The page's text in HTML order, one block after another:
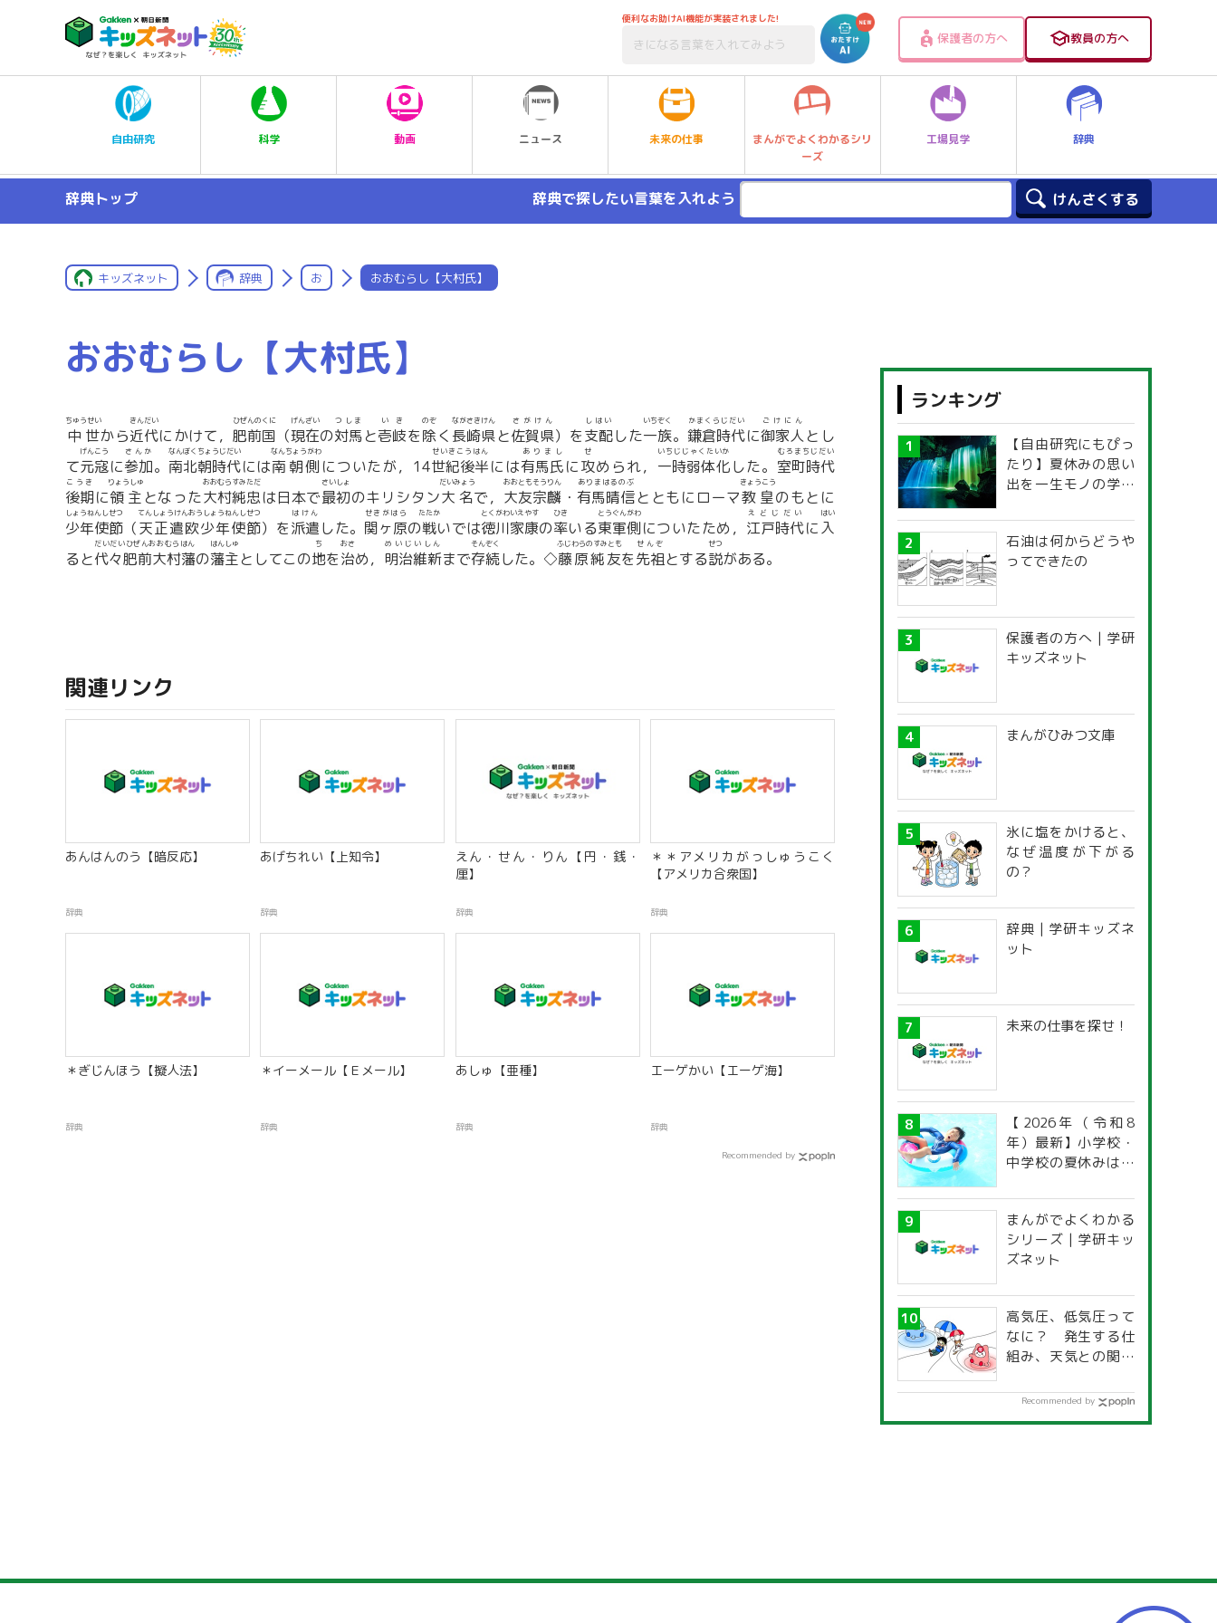
便利なお助けAI機能が実装されました!
保護者の方へ 教員の方へ
自由研究 科学 動画 ニュース 未来の仕事
まんがでよくわかるシリ
ーズ
工場見学 辞典
辞典トップ 辞典で探したい言葉を入れよう
キッズネット 辞典 お おおむらし【大村氏】
おおむらし【大村氏】
中世
ちゅうせい
から近代
きんだい
にかけて， 肥前国
ひぜんのくに
（現在
げんざい
の対馬
つしま
と壱岐
いき
を除
のぞ
く 長崎県
ながさきけん
と佐賀県
さがけん
）を支配
しはい
した一族
いちぞく
。 鎌倉時代
かまくらじだい
に御家人
ごけにん
とし
て元寇
げんこう
に参加
さんか
。 南北朝時代
なんぼくちょうじだい
には南朝側
なんちょうがわ
についたが，14世紀後半
せいきこうはん
には有馬氏
ありまし
に攻
せ
められ， 一時弱体化
いちじじゃくたいか
した。 室町時代
むろまちじだい
後期
こうき
に領主
りょうしゅ
となった大村純忠
おおむらすみただ
は日本で最初
さいしょ
のキリシタン大名
だいみょう
で， 大友宗麟
おおともそうりん
・ 有馬晴信
ありまはるのぶ
とともにローマ教皇
きょうこう
のもとに
少年使節
しょうねんしせつ
（天正遣欧少年使節
てんしょうけんおうしょうねんしせつ
）を派遣
はけん
した。 関ヶ原
せきがはら
の戦
たたか
いでは徳川家康
とくがわいえやす
の率
ひき
いる東軍側
とうぐんがわ
についたため， 江戸時代
えどじだい
に入
はい
ると代々肥前大村藩
だいだいひぜんおおむらはん
の藩主
はんしゅ
としてこの地
ち
を治
おさ
め， 明治維新
めいじいしん
まで存続
そんぞく
した。◇藤原純友
ふじわらのすみとも
を先祖
せんぞ
とする説
せつ
がある。
関連リンク
あんはんのう【暗反応】
辞典
あげちれい【上知令】
辞典
えん・せん・りん【円・銭・
厘】
辞典
＊＊アメリカがっしゅうこく
【アメリカ合衆国】
辞典
＊ぎじんほう【擬人法】
辞典
＊イーメール【Ｅメール】
辞典
あしゅ【亜種】
辞典
エーゲかい【エーゲ海】
辞典
Recommended by
ランキング
【自由研究にもぴっ
たり】夏休みの思い
出を一生モノの学び
探究ガイド
石油は何からどうや
ってできたの
保護者の方へ | 学研
キッズネット
まんがひみつ文庫
氷に塩をかけると、
なぜ温度が下がる
の？
辞典 | 学研キッズネ
ット
未来の仕事を探せ！
【2026年（令和8
年）最新】小学校・
中学校の夏休みはい
道府県別「夏季休暇
一覧」
まんがでよくわかる
シリーズ | 学研キッ
ズネット
高気圧、低気圧って
なに？ 発生する仕
組み、天気との関係
Recommended by